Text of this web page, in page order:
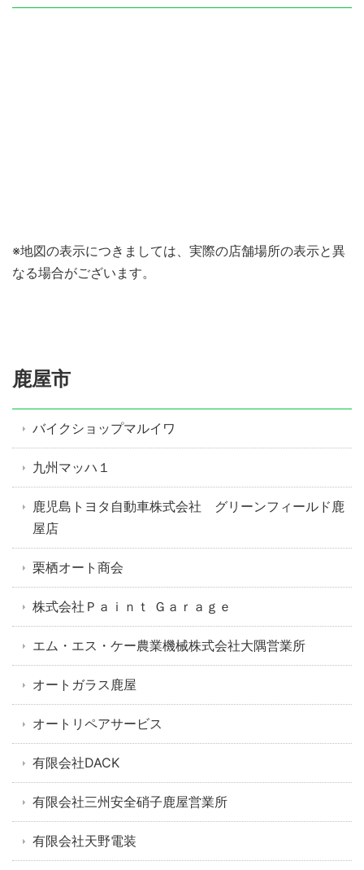
※地図の表示につきましては、実際の店舗場所の表示と異
なる場合がございます。
鹿屋市
バイクショップマルイワ
九州マッハ１
鹿児島トヨタ自動車株式会社 グリーンフィールド鹿
屋店
栗栖オート商会
株式会社Ｐａｉｎｔ Ｇａｒａｇｅ
エム・エス・ケー農業機械株式会社大隅営業所
オートガラス鹿屋
オートリペアサービス
有限会社DACK
有限会社三州安全硝子鹿屋営業所
有限会社天野電装